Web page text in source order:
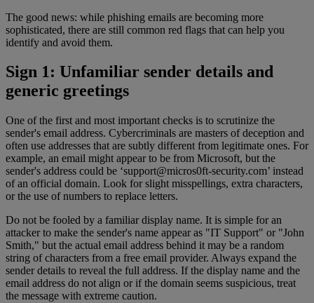
The good news: while phishing emails are becoming more
sophisticated, there are still common red flags that can help you
identify and avoid them.
Sign 1: Unfamiliar sender details and
generic greetings
One of the first and most important checks is to scrutinize the
sender's email address. Cybercriminals are masters of deception and
often use addresses that are subtly different from legitimate ones. For
example, an email might appear to be from Microsoft, but the
sender's address could be ‘support@micros0ft-security.com’ instead
of an official domain. Look for slight misspellings, extra characters,
or the use of numbers to replace letters.
Do not be fooled by a familiar display name. It is simple for an
attacker to make the sender's name appear as "IT Support" or "John
Smith," but the actual email address behind it may be a random
string of characters from a free email provider. Always expand the
sender details to reveal the full address. If the display name and the
email address do not align or if the domain seems suspicious, treat
the message with extreme caution.